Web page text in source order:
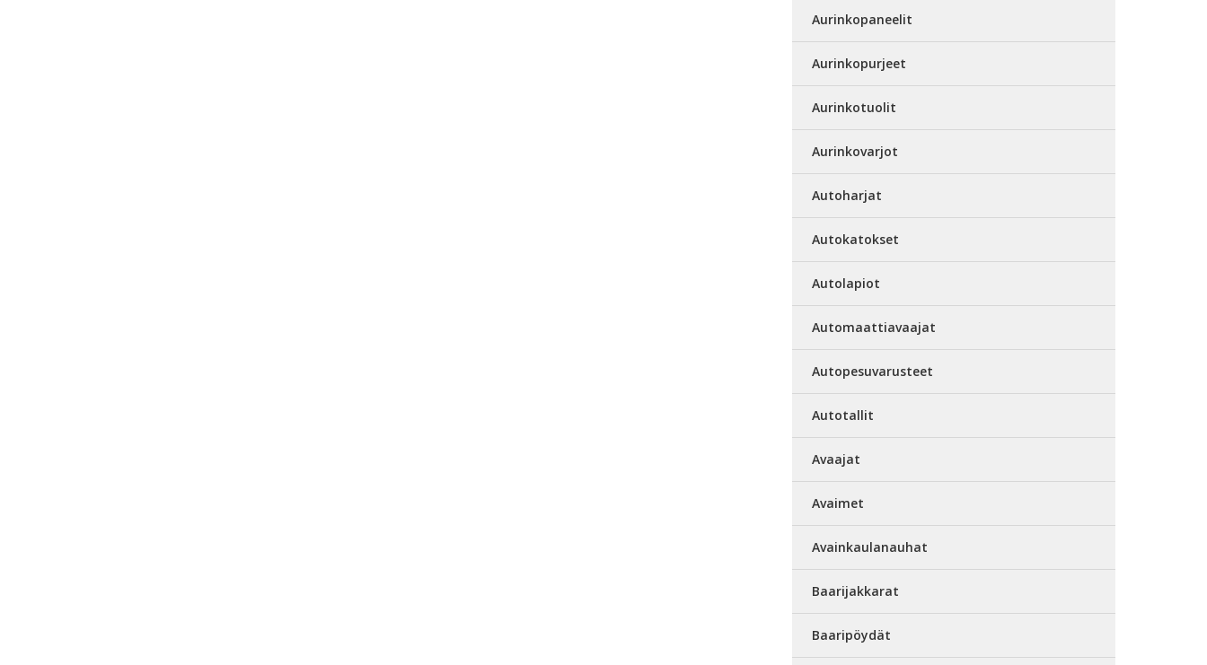
Aurinkopaneelit
Aurinkopurjeet
Aurinkotuolit
Aurinkovarjot
Autoharjat
Autokatokset
Autolapiot
Automaattiavaajat
Autopesuvarusteet
Autotallit
Avaajat
Avaimet
Avainkaulanauhat
Baarijakkarat
Baaripöydät